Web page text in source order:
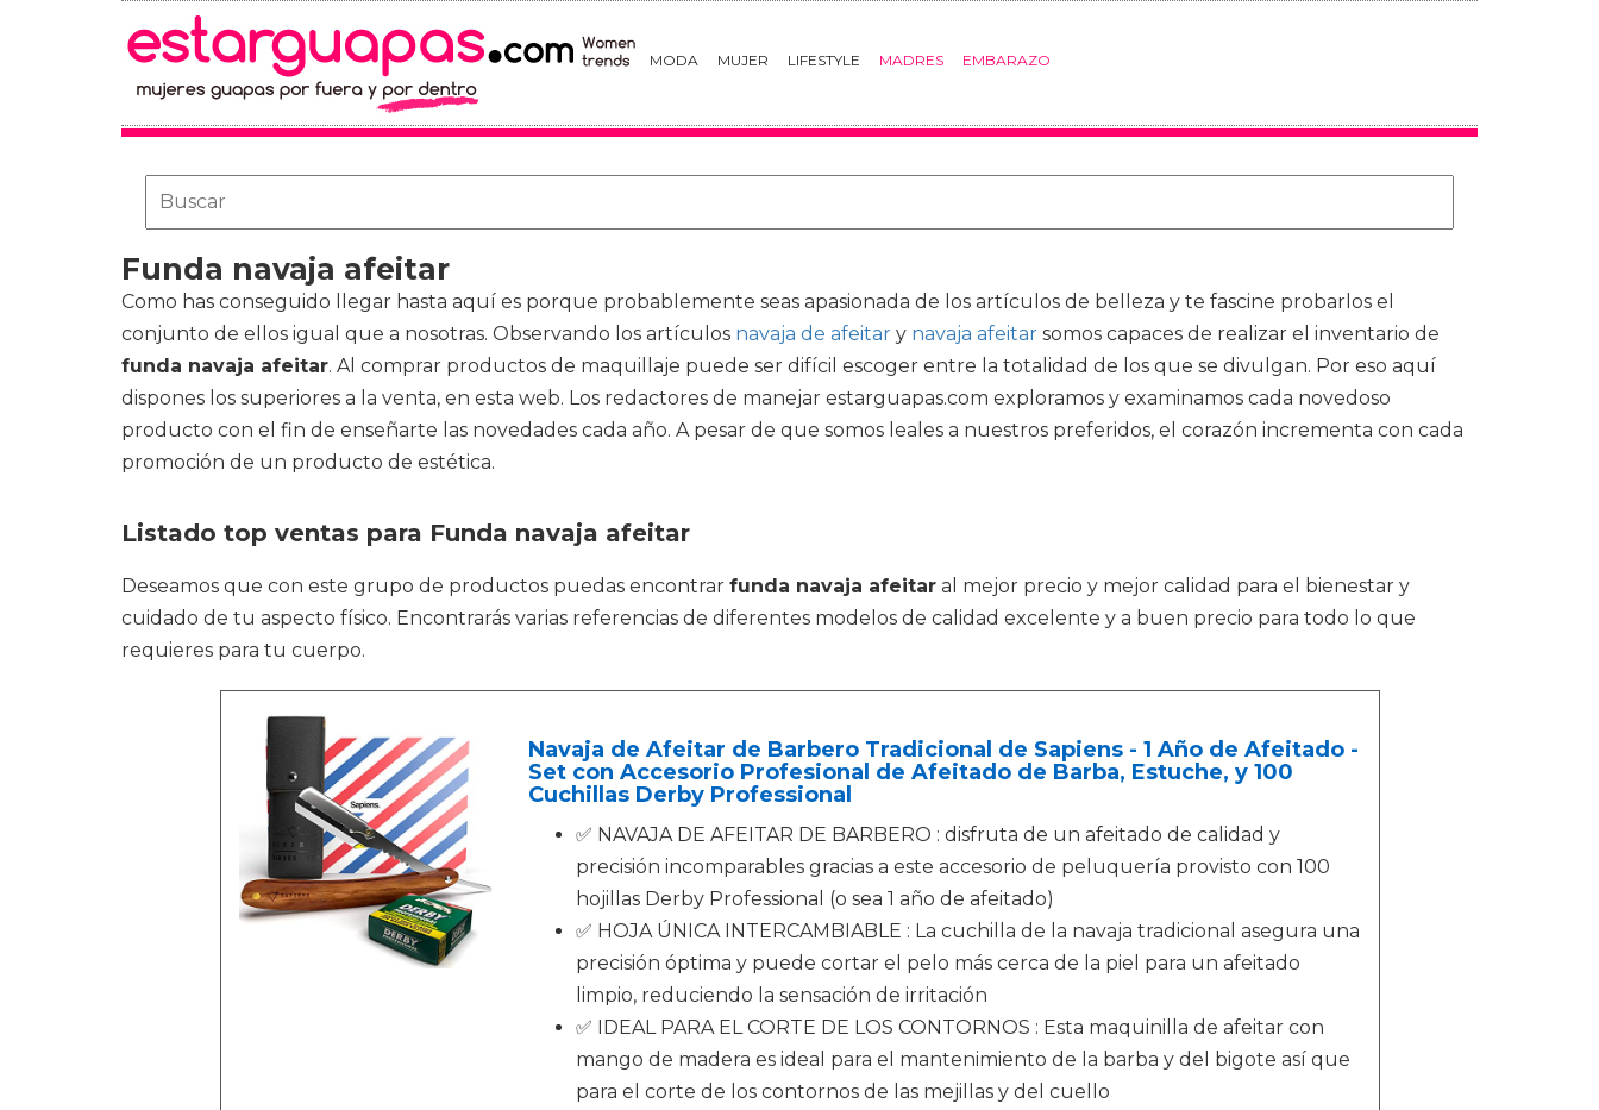
MODA MUJER LIFESTYLE MADRES EMBARAZO
Funda navaja afeitar
Como has conseguido llegar hasta aquí es porque probablemente seas apasionada de los artículos de belleza y te fascine probarlos el
conjunto de ellos igual que a nosotras. Observando los artículos navaja de afeitar y navaja afeitar somos capaces de realizar el inventario de
funda navaja afeitar. Al comprar productos de maquillaje puede ser difícil escoger entre la totalidad de los que se divulgan. Por eso aquí
dispones los superiores a la venta, en esta web. Los redactores de manejar estarguapas.com exploramos y examinamos cada novedoso
producto con el fin de enseñarte las novedades cada año. A pesar de que somos leales a nuestros preferidos, el corazón incrementa con cada
promoción de un producto de estética.
Listado top ventas para Funda navaja afeitar
Deseamos que con este grupo de productos puedas encontrar funda navaja afeitar al mejor precio y mejor calidad para el bienestar y
cuidado de tu aspecto físico. Encontrarás varias referencias de diferentes modelos de calidad excelente y a buen precio para todo lo que
requieres para tu cuerpo.
Navaja de Afeitar de Barbero Tradicional de Sapiens - 1 Año de Afeitado -
Set con Accesorio Profesional de Afeitado de Barba, Estuche, y 100
Cuchillas Derby Professional
✅ NAVAJA DE AFEITAR DE BARBERO : disfruta de un afeitado de calidad y
precisión incomparables gracias a este accesorio de peluquería provisto con 100
hojillas Derby Professional (o sea 1 año de afeitado)
✅ HOJA ÚNICA INTERCAMBIABLE : La cuchilla de la navaja tradicional asegura una
precisión óptima y puede cortar el pelo más cerca de la piel para un afeitado
limpio, reduciendo la sensación de irritación
✅ IDEAL PARA EL CORTE DE LOS CONTORNOS : Esta maquinilla de afeitar con
mango de madera es ideal para el mantenimiento de la barba y del bigote así que
para el corte de los contornos de las mejillas y del cuello